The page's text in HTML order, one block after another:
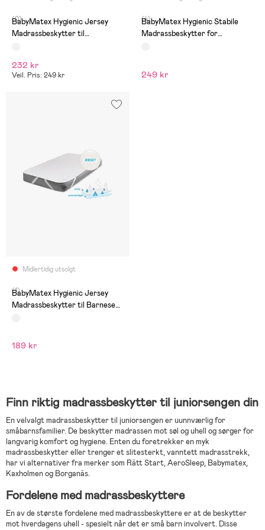
(0)
BabyMatex Hygienic Jersey
Madrassbeskytter til
232 kr
Veil. Pris: 249 kr
(4)
BabyMatex Hygienic Stabile
Madrassbeskytter for
249 kr
Midlertidig utsolgt
(1)
BabyMatex Hygienic Jersey
Madrassbeskytter til Barneseng
189 kr
Finn riktig madrassbeskytter til juniorsengen din
En velvalgt madrassbeskytter til juniorsengen er uunnværlig for
småbarnsfamilier. De beskytter madrassen mot søl og uhell og sørger for
langvarig komfort og hygiene. Enten du foretrekker en myk
madrassbeskytter eller trenger et slitesterkt, vanntett madrasstrekk,
har vi alternativer fra merker som Rätt Start, AeroSleep, Babymatex,
Kaxholmen og Borganäs.
Fordelene med madrassbeskyttere
En av de største fordelene med madrassbeskyttere er at de beskytter
mot hverdagens uhell - spesielt når det er små barn involvert. Disse